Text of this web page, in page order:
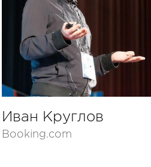
Иван Круглов
Booking.com